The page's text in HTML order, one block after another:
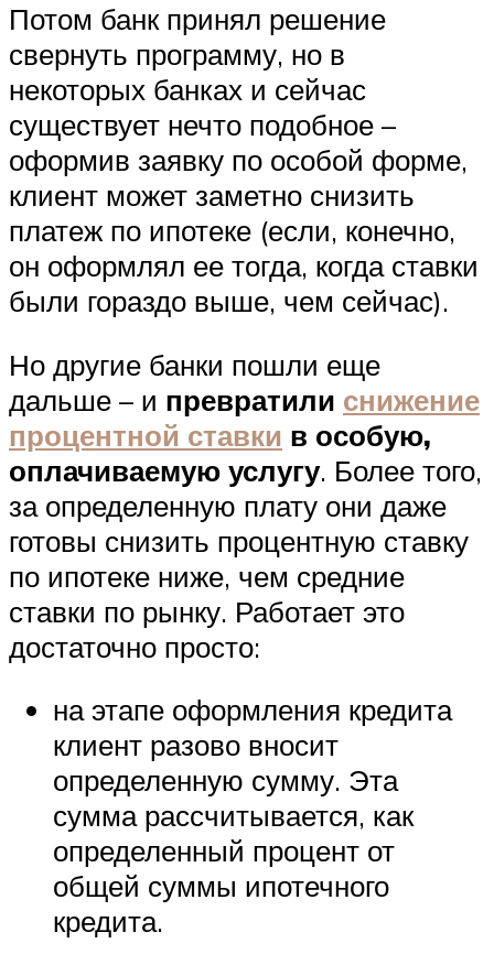
Потом банк принял решение
свернуть программу, но в
некоторых банках и сейчас
существует нечто подобное –
оформив заявку по особой форме,
клиент может заметно снизить
платеж по ипотеке (если, конечно,
он оформлял ее тогда, когда ставки
были гораздо выше, чем сейчас).
Но другие банки пошли еще
дальше – и превратили снижение
процентной ставки в особую,
оплачиваемую услугу. Более того,
за определенную плату они даже
готовы снизить процентную ставку
по ипотеке ниже, чем средние
ставки по рынку. Работает это
достаточно просто:
на этапе оформления кредита
клиент разово вносит
определенную сумму. Эта
сумма рассчитывается, как
определенный процент от
общей суммы ипотечного
кредита.